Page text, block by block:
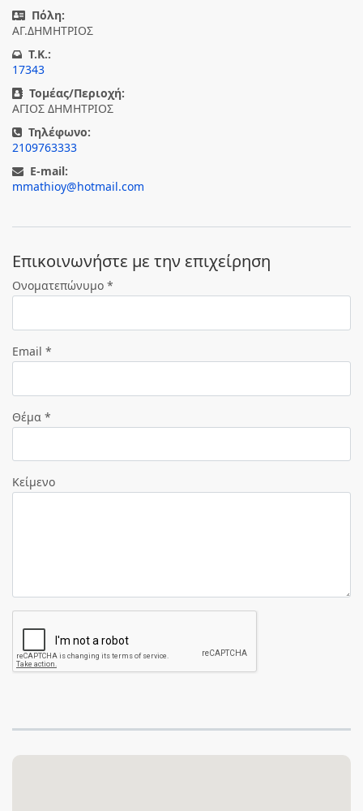
Πόλη:
ΑΓ.ΔΗΜΗΤΡΙΟΣ
T.K.:
17343
Τομέας/Περιοχή:
ΑΓΙΟΣ ΔΗΜΗΤΡΙΟΣ
Τηλέφωνο:
2109763333
E-mail:
mmathioy@hotmail.com
Eπικοινωνήστε με την επιχείρηση
Ονοματεπώνυμο *
Email *
Θέμα *
Κείμενο